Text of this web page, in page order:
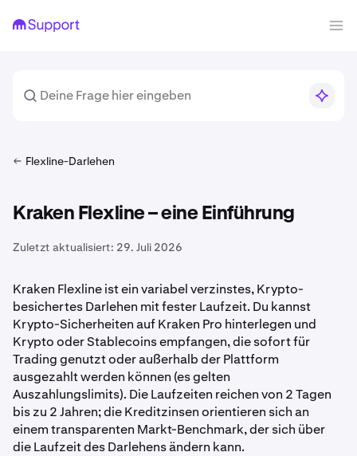
Flexline-Darlehen
Kraken Flexline – eine Einführung
Zuletzt aktualisiert: 29. Juli 2026
Kraken Flexline ist ein variabel verzinstes, Krypto-
besichertes Darlehen mit fester Laufzeit. Du kannst
Krypto-Sicherheiten auf Kraken Pro hinterlegen und
Krypto oder Stablecoins empfangen, die sofort für
Trading genutzt oder außerhalb der Plattform
ausgezahlt werden können (es gelten
Auszahlungslimits). Die Laufzeiten reichen von 2 Tagen
bis zu 2 Jahren; die Kreditzinsen orientieren sich an
einem transparenten Markt-Benchmark, der sich über
die Laufzeit des Darlehens ändern kann.